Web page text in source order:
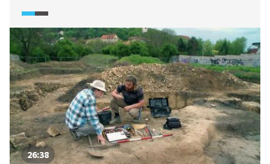
následně ukazuje venkovské obydlí 13. a 14. století.
26:38